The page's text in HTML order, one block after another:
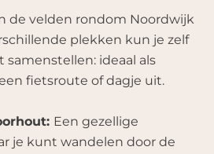
de velden rondom Noordwijk
plekken kun je zelf
ideaal als
fietsroute of dagje uit.
Een gezellige
je kunt wandelen door de